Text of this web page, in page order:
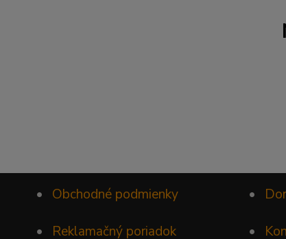
• Obchodné podmienky
• Reklamačný poriadok
•
•